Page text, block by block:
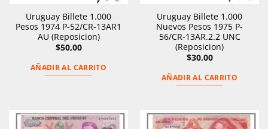
Uruguay Billete 1.000
Pesos 1974 P-52/CR-13AR1
AU (Reposicion)
$50,00
AÑADIR AL CARRITO
Uruguay Billete 1.000
Nuevos Pesos 1975 P-
56/CR-13AR.2.2 UNC
(Reposicion)
$30,00
AÑADIR AL CARRITO